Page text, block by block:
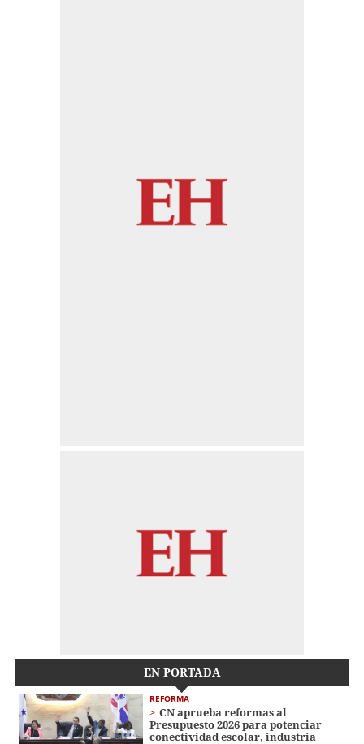
EN PORTADA
REFORMA
CN aprueba reformas al
Presupuesto 2026 para potenciar
conectividad escolar, industria